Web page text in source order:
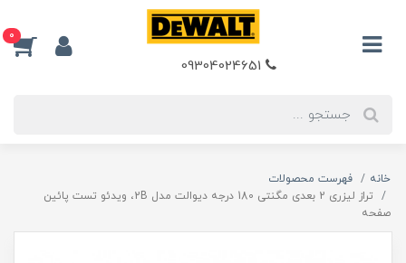
0
خانه
فهرست محصولات
تراز لیزری 2 بعدی مگنتی 180 درجه دیوالت مدل 2B، ویدئو تست پائین
صفحه